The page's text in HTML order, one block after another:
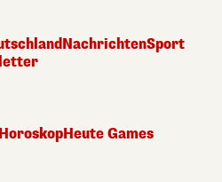
NachrichtenSport
HoroskopHeute Games